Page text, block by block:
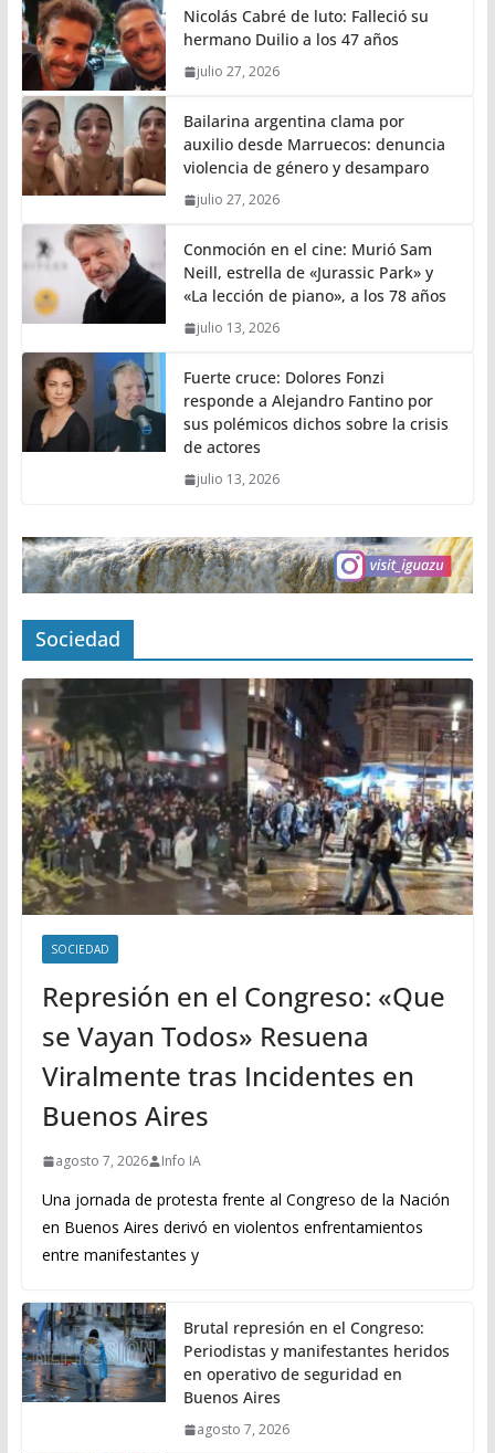
Nicolás Cabré de luto: Falleció su
hermano Duilio a los 47 años
julio 27, 2026
Bailarina argentina clama por
auxilio desde Marruecos: denuncia
violencia de género y desamparo
julio 27, 2026
Conmoción en el cine: Murió Sam
Neill, estrella de «Jurassic Park» y
«La lección de piano», a los 78 años
julio 13, 2026
Fuerte cruce: Dolores Fonzi
responde a Alejandro Fantino por
sus polémicos dichos sobre la crisis
de actores
julio 13, 2026
Sociedad
SOCIEDAD
Represión en el Congreso: «Que
se Vayan Todos» Resuena
Viralmente tras Incidentes en
Buenos Aires
agosto 7, 2026 Info IA
Una jornada de protesta frente al Congreso de la Nación
en Buenos Aires derivó en violentos enfrentamientos
entre manifestantes y
Brutal represión en el Congreso:
Periodistas y manifestantes heridos
en operativo de seguridad en
Buenos Aires
agosto 7, 2026